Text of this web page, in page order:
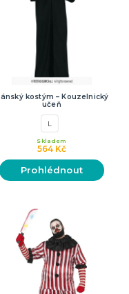
kostým – Kouzelnický
učeň
L
564 Kč
Skladem
Prohlédnout